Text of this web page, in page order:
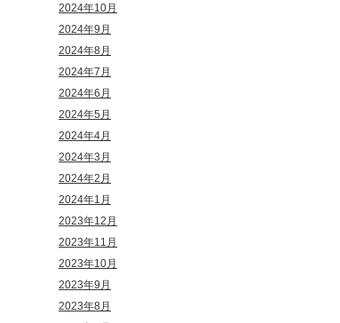
2024年10月
2024年9月
2024年8月
2024年7月
2024年6月
2024年5月
2024年4月
2024年3月
2024年2月
2024年1月
2023年12月
2023年11月
2023年10月
2023年9月
2023年8月